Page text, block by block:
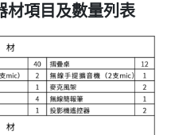
材項目及數量列表